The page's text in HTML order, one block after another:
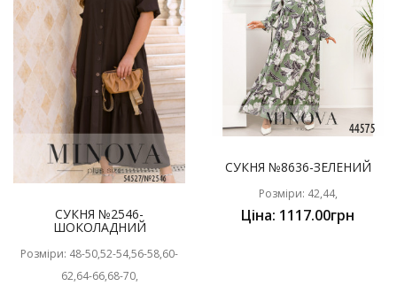
СУКНЯ №2546-
ШОКОЛАДНИЙ
Розміри: 48-50,52-54,56-58,60-
62,64-66,68-70,
СУКНЯ №8636-ЗЕЛЕНИЙ
Розміри: 42,44,
Ціна: 1117.00грн